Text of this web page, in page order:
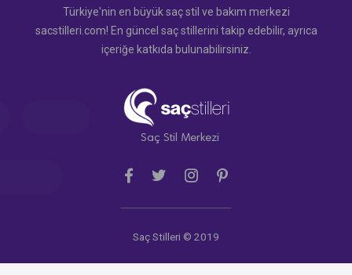
Türkiye'nin en büyük saç stil ve bakım merkezi
sacstilleri.com! En güncel saç stillerini takip edebilir, ayrıca
içeriğe katkıda bulunabilirsiniz.
Saç Stil Merkezi
Saç Stilleri © 2019